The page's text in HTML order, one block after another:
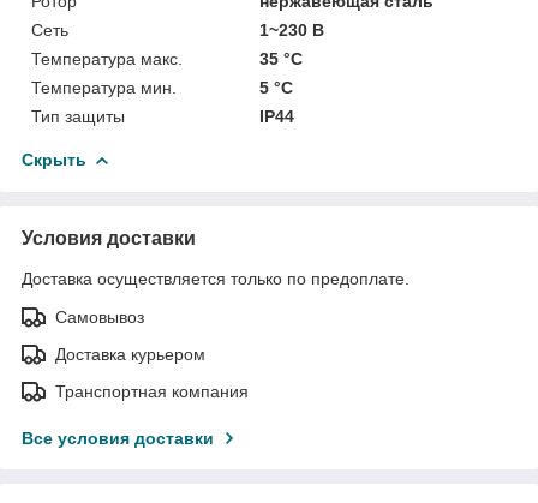
Сеть
1~230 В
Температура макс.
35 °С
Температура мин.
5 °С
Тип защиты
IP44
Скрыть
Условия доставки
Доставка осуществляется только по предоплате.
Самовывоз
Доставка курьером
Транспортная компания
Все условия доставки